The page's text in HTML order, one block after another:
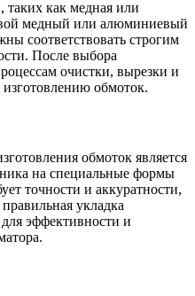
таких как медная или
медный или алюминиевый
соответствовать строгим
После выбора
очистки, вырезки и
обмоток.
обмоток является
на специальные формы
точности и аккуратности,
укладка
эффективности и